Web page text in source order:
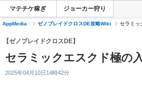
マテチケ稼ぎ ジョーカー狩り
AppMedia ゼノブレイドクロスDE攻略Wiki セラミッ
【ゼノブレイドクロスDE】
セラミックエスクド極の
2025年04月10日14時42分